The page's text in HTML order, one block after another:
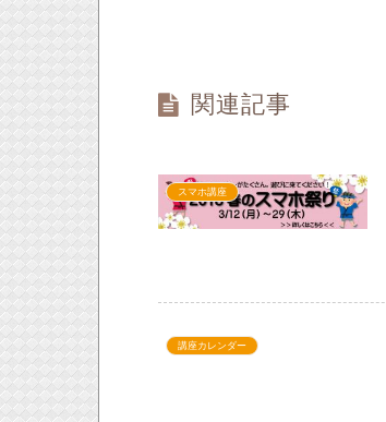
関連記事
スマホ講座
講座カレンダー